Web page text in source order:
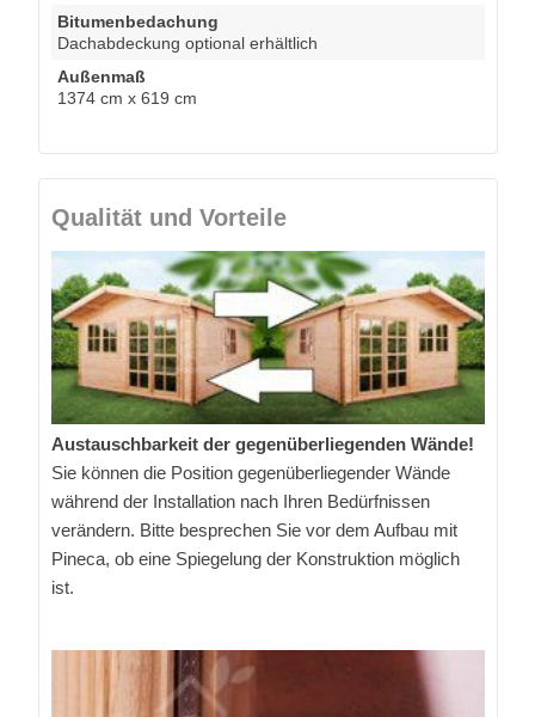
Bitumenbedachung
Dachabdeckung optional erhältlich
Außenmaß
1374 cm x 619 cm
Qualität und Vorteile
Austauschbarkeit der gegenüberliegenden Wände!
Sie können die Position gegenüberliegender Wände
während der Installation nach Ihren Bedürfnissen
verändern. Bitte besprechen Sie vor dem Aufbau mit
Pineca, ob eine Spiegelung der Konstruktion möglich
ist.